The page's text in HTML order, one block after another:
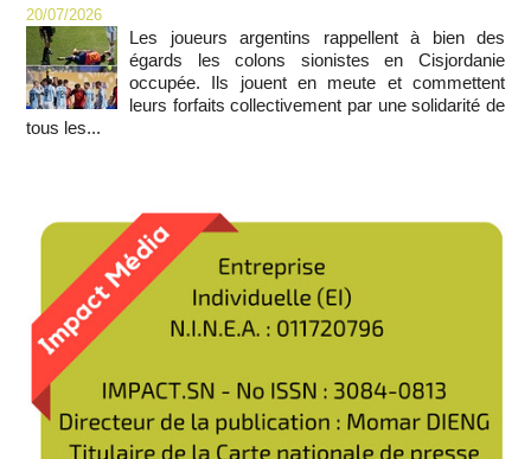
20/07/2026
Les joueurs argentins rappellent à bien des
égards les colons sionistes en Cisjordanie
occupée. Ils jouent en meute et commettent
leurs forfaits collectivement par une solidarité de
tous les...